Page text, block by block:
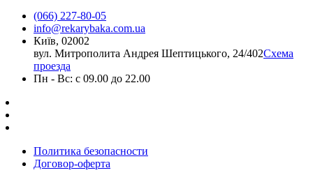
(066) 227-80-05
info@rekarybaka.com.ua
Київ, 02002
вул. Митрополита Андрея Шептицького, 24/402Схема
проезда
Пн - Вс: с 09.00 до 22.00
Политика безопасности
Договор-оферта